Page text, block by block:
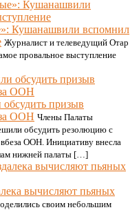
Кушанашвили вспомнил
Журналист и телеведущий Отар
провальное выступление
призыв
ООН Члены Палаты
обсудить резолюцию с
ООН. Инициативу внесла
нижней палаты […]
вычисляют пьяных
своим небольшим